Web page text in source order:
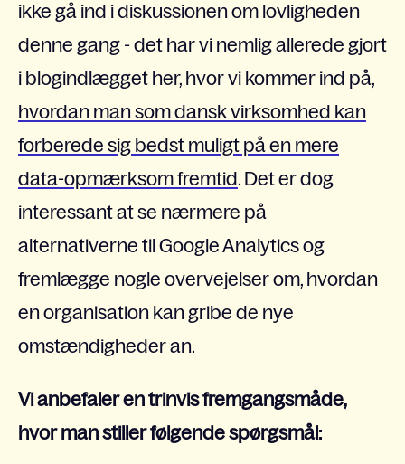
ikke gå ind i diskussionen om lovligheden
denne gang - det har vi nemlig allerede gjort
i blogindlægget her, hvor vi kommer ind på,
hvordan man som dansk virksomhed kan
forberede sig bedst muligt på en mere
data-opmærksom fremtid. Det er dog
interessant at se nærmere på
alternativerne til Google Analytics og
fremlægge nogle overvejelser om, hvordan
en organisation kan gribe de nye
omstændigheder an.
Vi anbefaler en trinvis fremgangsmåde,
hvor man stiller følgende spørgsmål: